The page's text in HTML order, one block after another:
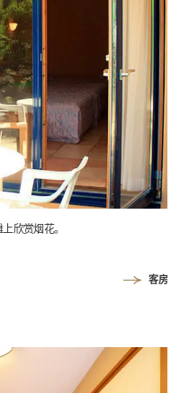
欣赏烟花。
客房